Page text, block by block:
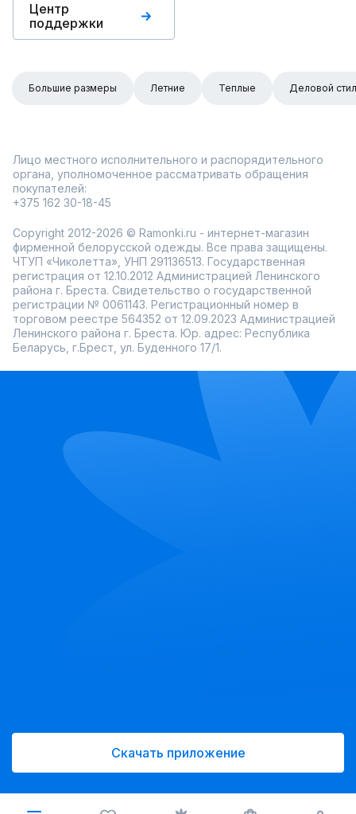
Центр
поддержки
Большие размеры Летние Теплые Деловой
Лицо местного исполнительного и распорядительного
органа, уполномоченное рассматривать обращения
покупателей:
+375 162 30-18-45
Copyright 2012-2026 © Ramonki.ru - интернет-магазин
фирменной белорусской одежды. Все права защищены.
ЧТУП «Чиколетта», УНП 291136513. Государственная
регистрация от 12.10.2012 Администрацией Ленинского
района г. Бреста. Свидетельство о государственной
регистрации № 0061143. Регистрационный номер в
торговом реестре 564352 от 12.09.2023 Администрацией
Ленинского района г. Бреста. Юр. адрес: Республика
Беларусь, г.Брест, ул. Буденного 17/1.
Скачать приложение